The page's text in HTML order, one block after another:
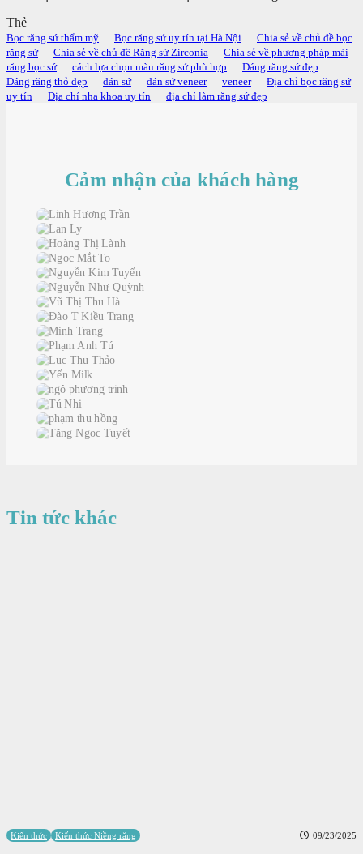
Thẻ
Bọc răng sứ thẩm mỹ Bọc răng sứ uy tín tại Hà Nội
Chia sẻ về chủ đề bọc
răng sứ
Chia sẻ về chủ đề Răng sứ Zirconia
Chia sẻ về phương pháp mài
răng bọc sứ
cách lựa chọn màu răng sứ phù hợp
Dáng răng sứ đẹp
Dáng răng thỏ đẹp
dán sứ dán sứ veneer veneer
Địa chỉ bọc răng sứ
uy tín
Địa chỉ nha khoa uy tín địa chỉ làm răng sứ đẹp
Cảm nhận của khách hàng
Tin tức khác
Kiến thức Kiến thức Niềng răng 09/23/2025